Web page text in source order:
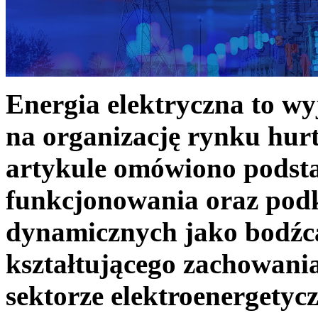
Energia elektryczna to
na organizację rynku
artykule omówiono
funkcjonowania oraz
dynamicznych jako
kształtującego
sektorze